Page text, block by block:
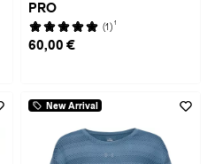
PRO
(1) 1
60,00 €
New Arrival